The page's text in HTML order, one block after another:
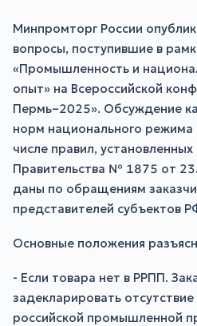
Минпромторг России
вопросы, поступившие в
«Промышленность и
опыт» на Всероссийской
Пермь–2025». Обсуждение
норм национального режима
числе правил,
Правительства № 1875 от
даны по обращениям
представителей субъектов
Основные положения
- Если товара нет в РРПП.
задекларировать
российской промышленной